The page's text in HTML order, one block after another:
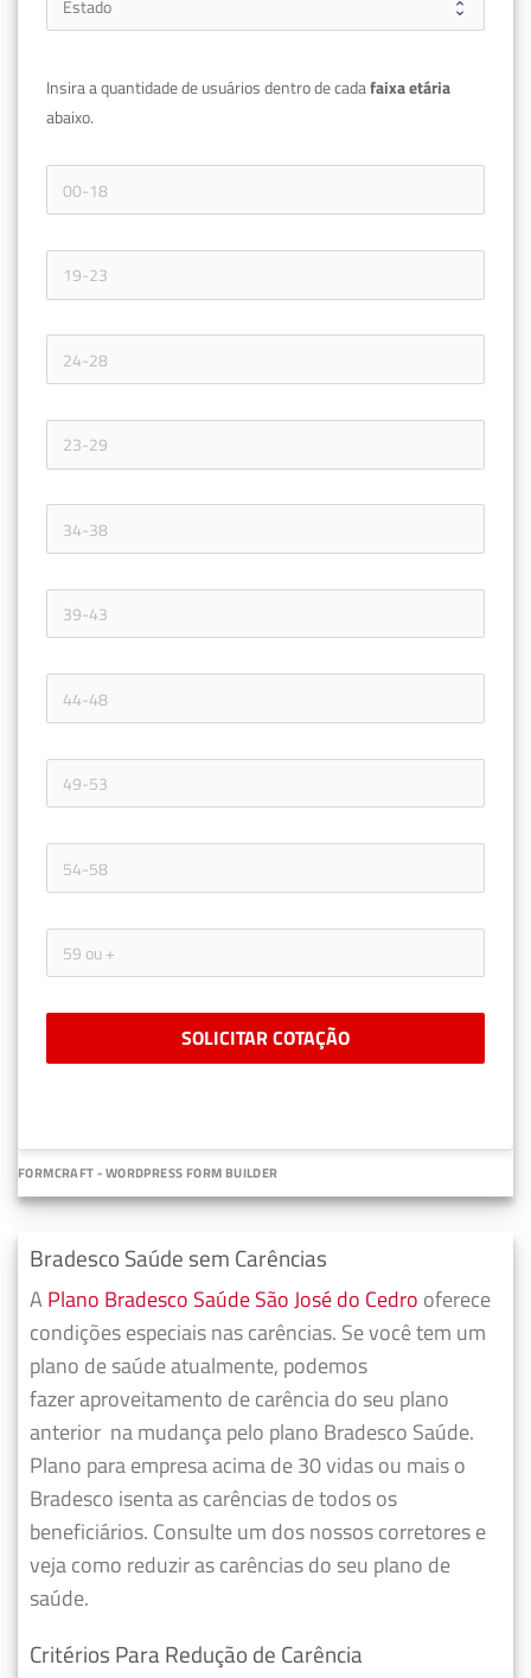
Insira a quantidade de usuários dentro de cada
abaixo.
SOLICITAR COTAÇÃO
FORMCRAFT - WORDPRESS FORM BUILDER
Bradesco Saúde sem Carências
A Plano Bradesco Saúde São José do Cedro oferece
condições especiais nas carências. Se você tem um
plano de saúde atualmente, podemos
fazeraproveitamento de carência do seu plano
anterior na mudança pelo plano Bradesco Saúde.
Plano para empresa acima de 30 vidas ou mais o
Bradesco isenta as carências de todos os
beneficiários. Consulte um dos nossos corretores e
veja como reduzir as carências do seu plano de
saúde.
Critérios Para Redução de Carência